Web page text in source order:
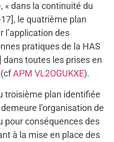
« dans la continuité du
le quatrième plan
l’application des
pratiques de la HAS
toutes les prises en
(cfAPM VL2OGUKXE).
troisième plan identifiée
l’organisation de
pour conséquences des
à la mise en place des